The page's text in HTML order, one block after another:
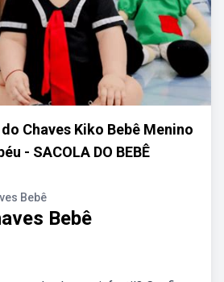
Chaves Kiko Bebê Menino
- SACOLA DO BEBÊ
Bebê
Bebê